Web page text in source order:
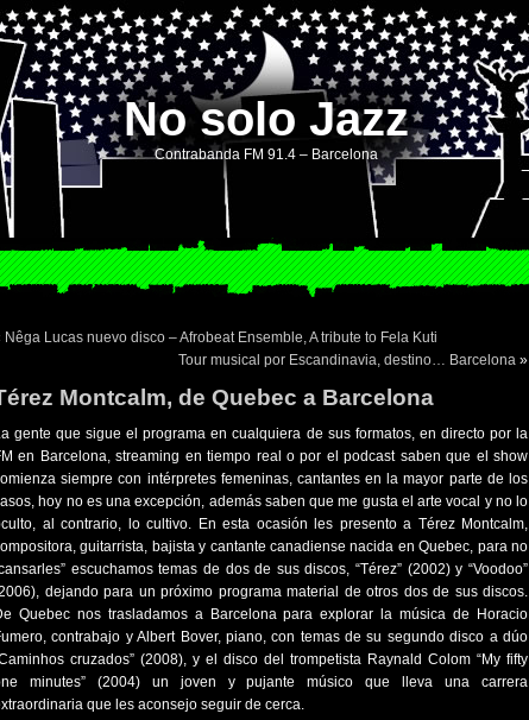
No solo Jazz
Contrabanda FM 91.4 – Barcelona
Nêga Lucas nuevo disco – Afrobeat Ensemble, A tribute to Fela Kuti
Tour musical por Escandinavia, destino… Barcelona »
Montcalm, de Quebec a Barcelona
gente que sigue el programa en cualquiera de sus formatos, en directo por la
en Barcelona, streaming en tiempo real o por el podcast saben que el show
siempre con intérpretes femeninas, cantantes en la mayor parte de los
hoy no es una excepción, además saben que me gusta el arte vocal y no lo
al contrario, lo cultivo. En esta ocasión les presento a Térez Montcalm,
guitarrista, bajista y cantante canadiense nacida en Quebec, para no
escuchamos temas de dos de sus discos, “Térez” (2002) y “Voodoo”
dejando para un próximo programa material de otros dos de sus discos.
Quebec nos trasladamos a Barcelona para explorar la música de Horacio
contrabajo y Albert Bover, piano, con temas de su segundo disco a dúo
cruzados” (2008), y el disco del trompetista Raynald Colom “My fifty
minutes” (2004) un joven y pujante músico que lleva una carrera
que les aconsejo seguir de cerca.